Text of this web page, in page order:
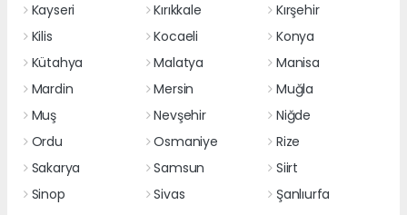
Kayseri
Kırıkkale
Kırşehir
Kilis
Kocaeli
Konya
Kütahya
Malatya
Manisa
Mardin
Mersin
Muğla
Muş
Nevşehir
Niğde
Ordu
Osmaniye
Rize
Sakarya
Samsun
Siirt
Sinop
Sivas
Şanlıurfa